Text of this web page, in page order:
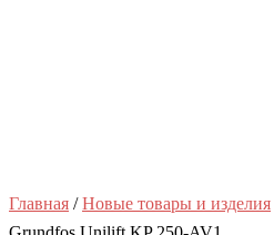
Главная /Новые товары и изделия